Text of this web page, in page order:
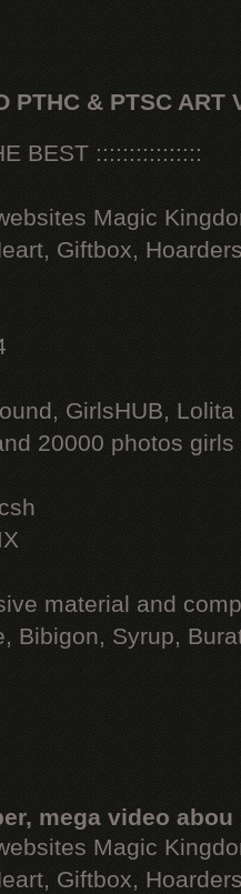
PTHC & PTSC ART
BEST ::::::::::::::::
Magic
Giftbox,
GirlsHUB, Lolita
20000 photos
material and
Bibigon, Syrup,
mega video abou
Magic
Giftbox,